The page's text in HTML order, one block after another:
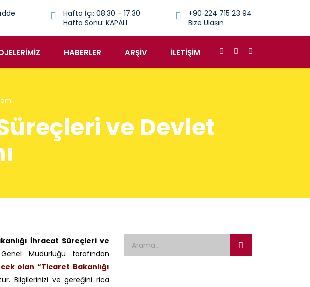
Hafta İçi: 08:30 - 17:30
Hafta Sonu: KAPALI
+90 224 715 23 94
Bize Ulaşın
HABERLER ARŞIV İLETIŞIM
ve Devlet
İhracat Süreçleri ve
Müdürlüğü tarafından
olan “Ticaret Bakanlığı
Bilgilerinizi ve gereğini rica